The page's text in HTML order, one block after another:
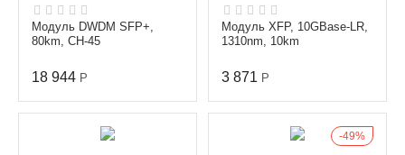
Модуль DWDM SFP+,
80km, CH-45
18 944 Р
Модуль XFP, 10GBase-LR,
1310nm, 10km
3 871 Р
49%